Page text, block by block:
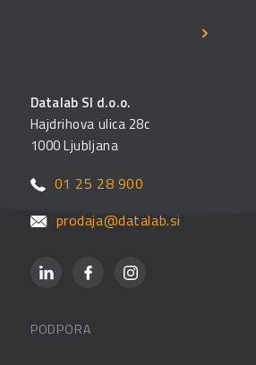
Datalab SI d.o.o.
Hajdrihova ulica 28c
1000 Ljubljana
01 25 28 900
prodaja@datalab.si
PODPORA